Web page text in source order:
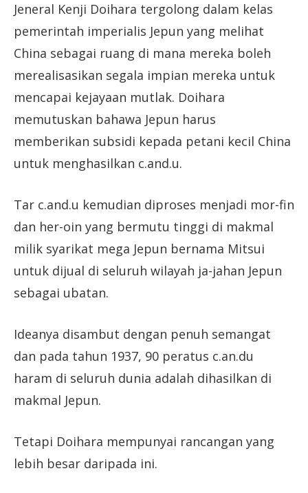
Jeneral Kenji Doihara tergolong dalam kelas
pemerintah imperialis Jepun yang melihat
China sebagai ruang di mana mereka boleh
merealisasikan segala impian mereka untuk
mencapai kejayaan mutlak. Doihara
memutuskan bahawa Jepun harus
memberikan subsidi kepada petani kecil China
untuk menghasilkan c.and.u.
Tar c.and.u kemudian diproses menjadi mor-fin
dan her-oin yang bermutu tinggi di makmal
milik syarikat mega Jepun bernama Mitsui
untuk dijual di seluruh wilayah ja-jahan Jepun
sebagai ubatan.
Ideanya disambut dengan penuh semangat
dan pada tahun 1937, 90 peratus c.an.du
haram di seluruh dunia adalah dihasilkan di
makmal Jepun.
Tetapi Doihara mempunyai rancangan yang
lebih besar daripada ini.